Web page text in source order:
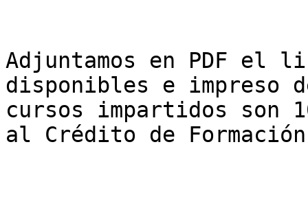
Adjuntamos en PDF el
disponibles e
cursos impartidos son
al Crédito de